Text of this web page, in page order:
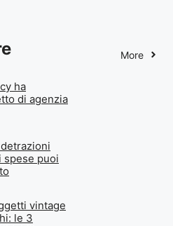
More
ha
di agenzia
spese puoi
vintage
le 3